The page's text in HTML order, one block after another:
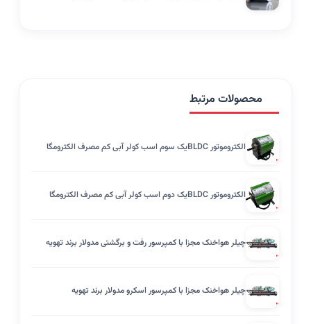
محصولات مرتبط
الکتروموتور BLDCیک سوم اسب کولر آبی کم مصرف الکترومگا
الکتروموتور BLDCیک دوم اسب کولر آبی کم مصرف الکترومگا
چیلر هواخنک مجزا با کمپرسور رفت و برگشتی مدولار برند تهویه
چیلر هواخنک مجزا با کمپرسور اسکرو مدولار برند تهویه